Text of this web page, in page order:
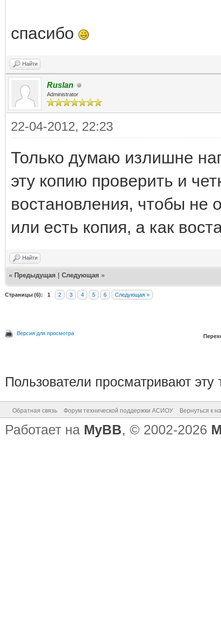
спасибо
Найти
Ruslan
Administrator
22-04-2012, 22:23
Только думаю излишне
эту копию проверить и
востановления, чтобы не
или есть копия, а как
Найти
« Предыдущая Следующая »
Страницы (6): 1 2 3 4 5 6 Следующая »
Версия для просмотра
Пользователи просматривают эту
Обратная связь Форум технической поддержки АСИОУ Вернуться к
Работает на MyBB, © 2002-2026